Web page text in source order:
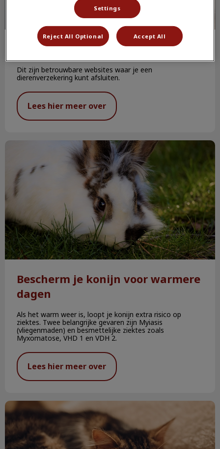
Verzekering
Dit zijn betrouwbare websites waar je een
dierenverzekering kunt afsluiten.
Lees hier meer over
Bescherm je konijn voor warmere dagen
Bescherm je konijn voor warmere
dagen
Als het warm weer is, loopt je konijn extra risico op
ziektes. Twee belangrijke gevaren zijn Myiasis
(vliegenmaden) en besmettelijke ziektes zoals
Myxomatose, VHD 1 en VDH 2.
Lees hier meer over
Last minute vuurwerktips
Settings
Reject All Optional Accept All